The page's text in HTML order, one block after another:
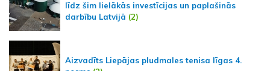
līdz šim lielākās investīcijas un paplašinās
darbību Latvijā (2)
Aizvadīts Liepājas pludmales tenisa līgas 4.